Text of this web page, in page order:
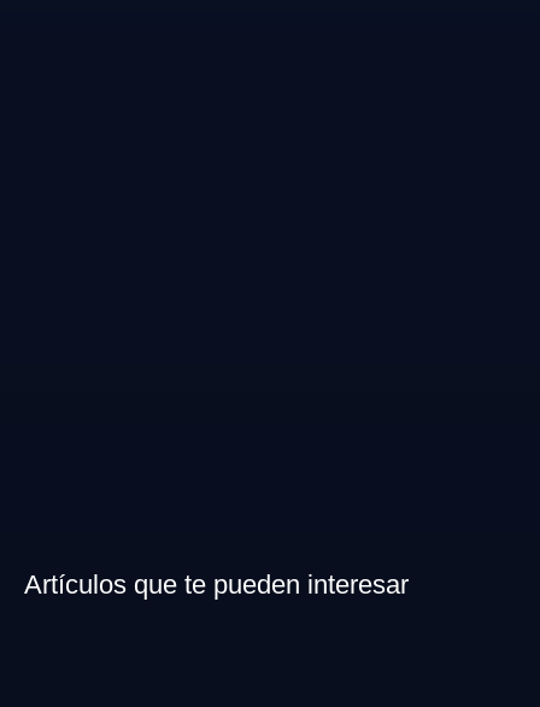
Artículos que te pueden interesar